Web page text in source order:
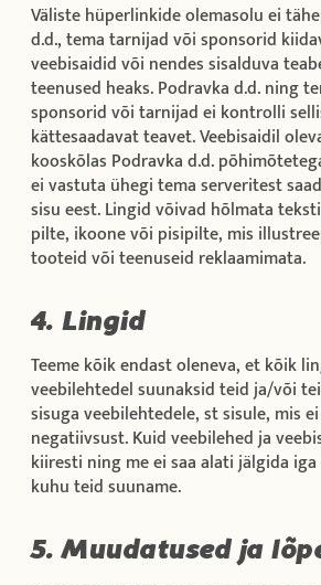
Väliste hüperlinkide olemasolu ei
d.d., tema tarnijad või sponsorid
veebisaidid või nendes sisalduva
teenused heaks. Podravka d.d. ning
sponsorid või tarnijad ei kontrolli
kättesaadavat teavet. Veebisaidil
kooskõlas Podravka d.d.
ei vastuta ühegi tema serveritest
sisu eest. Lingid võivad hõlmata
pilte, ikoone või pisipilte, mis
tooteid või teenuseid reklaamimata.
4. Lingid
Teeme kõik endast oleneva, et kõik
veebilehtedel suunaksid teid ja/või
sisuga veebilehtedele, st sisule, mis
negatiivsust. Kuid veebilehed ja
kiiresti ning me ei saa alati jälgida
kuhu teid suuname.
5. Muudatused ja